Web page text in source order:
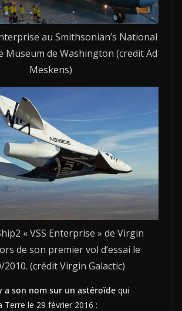
au Smithsonian’s National
Museum de Washington (credit Ad
Meskens)
« VSS Enterprise » de Virgin
de son premier vol d’essai le
2010. (crédit Virgin Galactic)
a son nom sur un astéroïde qui
Terre le 29 février 2016 :